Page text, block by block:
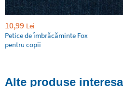
10,99 Lei
Petice de îmbrăcăminte Fox
pentru copii
Alte produse